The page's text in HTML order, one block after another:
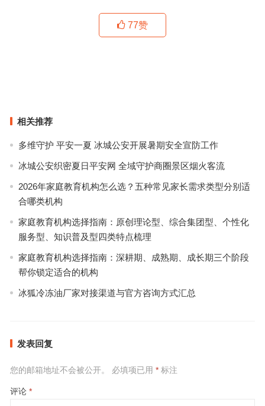
77赞
相关推荐
多维守护 平安一夏 冰城公安开展暑期安全宣防工作
冰城公安织密夏日平安网 全域守护商圈景区烟火客流
2026年家庭教育机构怎么选？五种常见家长需求类型分别适
合哪类机构
家庭教育机构选择指南：原创理论型、综合集团型、个性化
服务型、知识普及型四类特点梳理
家庭教育机构选择指南：深耕期、成熟期、成长期三个阶段
帮你锁定适合的机构
冰狐冷冻油厂家对接渠道与官方咨询方式汇总
发表回复
您的邮箱地址不会被公开。 必填项已用 *标注
评论 *